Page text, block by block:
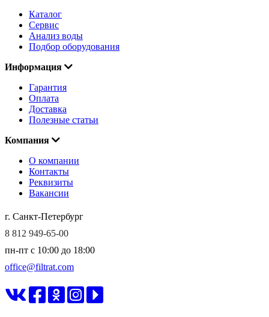
Каталог
Сервис
Анализ воды
Подбор оборудования
Информация
Гарантия
Оплата
Доставка
Полезные статьи
Компания
О компании
Контакты
Реквизиты
Вакансии
г. Санкт-Петербург
8 812 949-65-00
пн-пт c 10:00 до 18:00
office@filtrat.com